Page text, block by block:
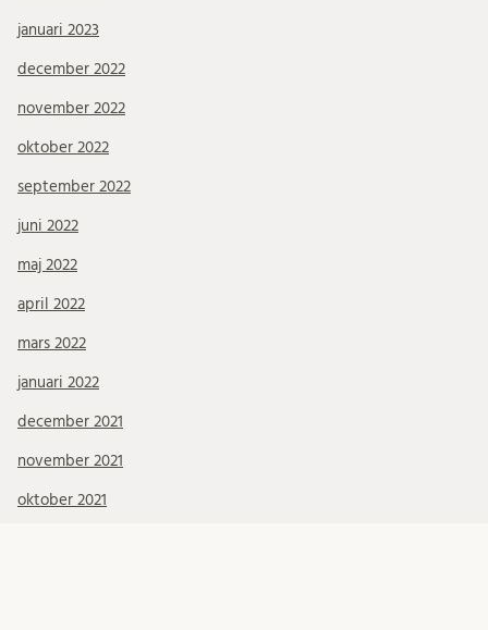
januari 2023
december 2022
november 2022
oktober 2022
september 2022
juni 2022
maj 2022
april 2022
mars 2022
januari 2022
december 2021
november 2021
oktober 2021